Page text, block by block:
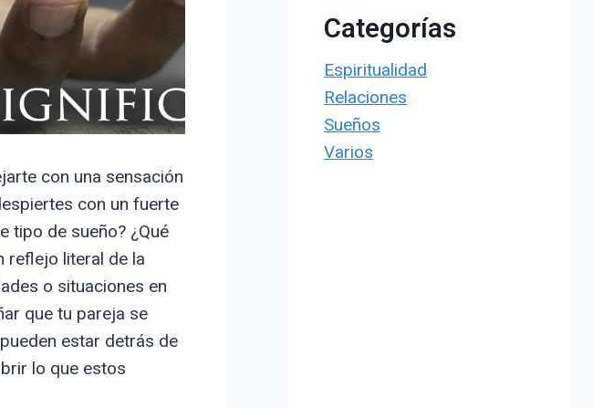
con una sensación
con un fuerte
tipo de sueño? ¿Qué
reflejo literal de la
o situaciones en
que tu pareja se
estar detrás de
lo que estos
Categorías
Espiritualidad
Relaciones
Sueños
Varios